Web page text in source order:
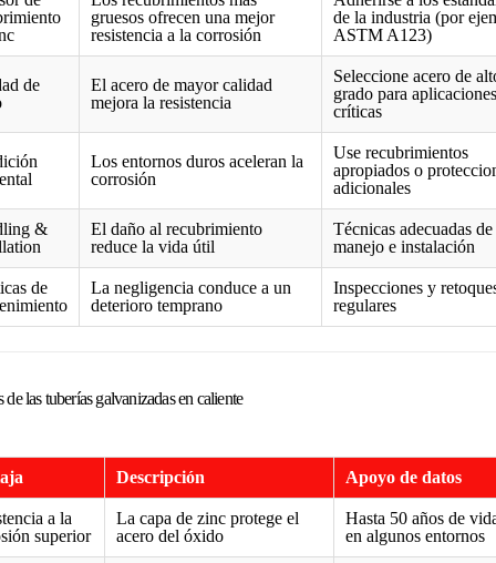
gruesos ofrecen una mejor
resistencia a la corrosión
de la industria (por
ASTM A123)
de
El acero de mayor calidad
mejora la resistencia
Seleccione acero de
grado para aplicaciones
críticas
Los entornos duros aceleran la
corrosión
Use recubrimientos
apropiados o
adicionales
&
El daño al recubrimiento
reduce la vida útil
Técnicas adecuadas de
manejo e instalación
de
La negligencia conduce a un
deterioro temprano
Inspecciones y
regulares
de las tuberías galvanizadas en caliente
Descripción Apoyo de datos
a la
superior
La capa de zinc protege el
acero del óxido
Hasta 50 años de
en algunos entornos